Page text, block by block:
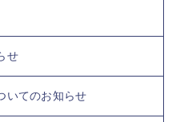
せ
いてのお知らせ